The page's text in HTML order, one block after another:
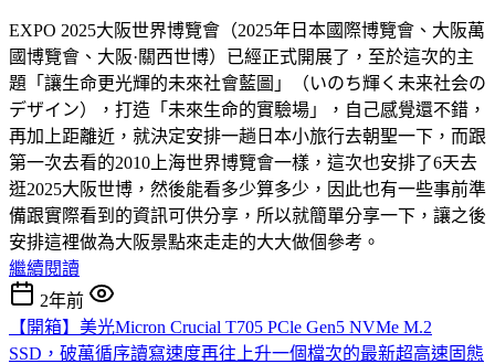
EXPO 2025大阪世界博覽會（2025年日本國際博覽會、大阪萬
國博覽會、大阪·關西世博）已經正式開展了，至於這次的主
題「讓生命更光輝的未來社會藍圖」（いのち輝く未来社会の
デザイン），打造「未來生命的實驗場」，自己感覺還不錯，
再加上距離近，就決定安排一趟日本小旅行去朝聖一下，而跟
第一次去看的2010上海世界博覽會一樣，這次也安排了6天去
逛2025大阪世博，然後能看多少算多少，因此也有一些事前準
備跟實際看到的資訊可供分享，所以就簡單分享一下，讓之後
安排這裡做為大阪景點來走走的大大做個參考。
繼續閱讀
2年前
【開箱】美光Micron Crucial T705 PCle Gen5 NVMe M.2
SSD，破萬循序讀寫速度再往上升一個檔次的最新超高速固態